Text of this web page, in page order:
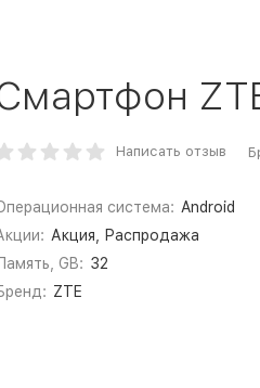
Написать отзыв
система: Android
Акция, Распродажа
GB: 32
ZTE